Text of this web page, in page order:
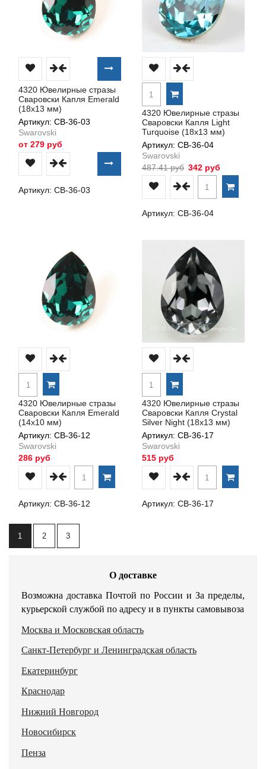
4320 Ювелирные стразы
Сваровски Капля Emerald
(18х13 мм)
Артикул: СВ-36-03
Swarovski
от 279 руб
Артикул: СВ-36-03
4320 Ювелирные стразы
Сваровски Капля Light
Turquoise (18х13 мм)
Артикул: СВ-36-04
Swarovski
487.41 руб 342 руб
Артикул: СВ-36-04
4320 Ювелирные стразы
Сваровски Капля Emerald
(14х10 мм)
Артикул: СВ-36-12
Swarovski
286 руб
Артикул: СВ-36-12
4320 Ювелирные стразы
Сваровски Капля Crystal
Silver Night (18х13 мм)
Артикул: СВ-36-17
Swarovski
515 руб
Артикул: СВ-36-17
1 2 3
О доставке
Возможна доставка Почтой по России и За пределы,
курьерской службой по адресу и в пункты самовывоза
Москва и Московская область
Санкт-Петербург и Ленинградская область
Екатеринбург
Краснодар
Нижний Новгород
Новосибирск
Пенза